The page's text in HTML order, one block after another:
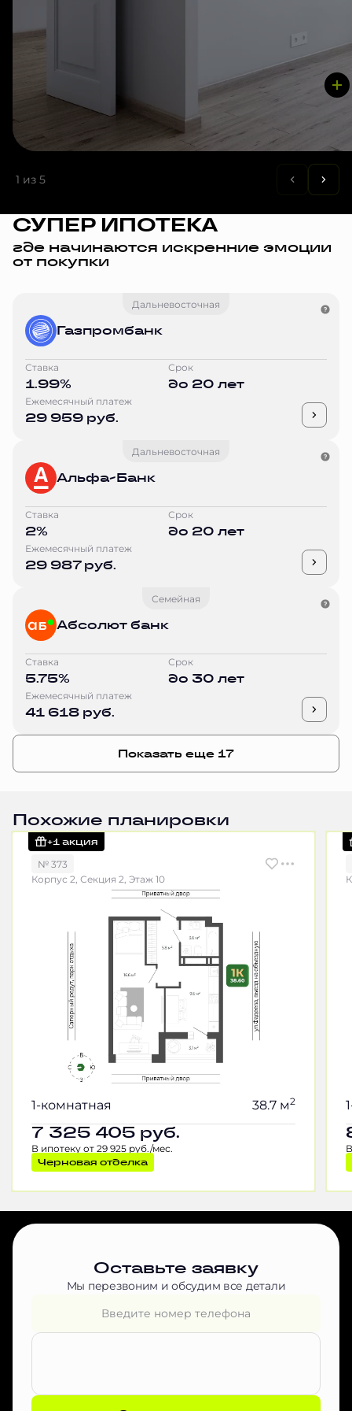
1 из 5
СУПЕР ИПОТЕКА
где начинаются искренние эмоции
от покупки
Дальневосточная
Газпромбанк
Ставка
1.99%
Срок
до 20 лет
Ежемесячный платеж
29 959 руб.
Дальневосточная
Альфа-Банк
Ставка
2%
Срок
до 20 лет
Ежемесячный платеж
29 987 руб.
Семейная
Абсолют банк
Ставка
5.75%
Срок
до 30 лет
Ежемесячный платеж
41 618 руб.
Показать еще 17
Похожие планировки
+1 акция
№ 373
Корпус 2, Секция 2, Этаж 10
1-комнатная 38.7 м2
7 325 405 руб.
В ипотеку от 29 925 руб./мес.
Черновая отделка
Оставьте заявку
Мы перезвоним и обсудим все детали